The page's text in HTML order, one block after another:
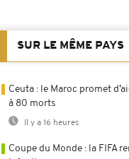
SUR LE MÊME PAYS
Ceuta : le Maroc promet
à 80 morts
Il y a 16 heures
Coupe du Monde : la FIFA